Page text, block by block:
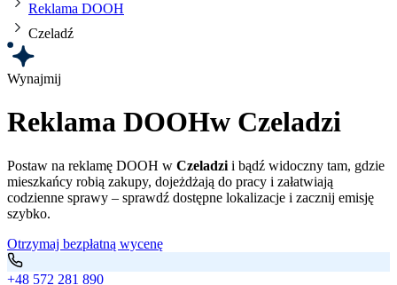
Reklama DOOH
Czeladź
Wynajmij
Reklama DOOHw Czeladzi
Postaw na reklamę DOOH w Czeladzi i bądź widoczny tam, gdzie
mieszkańcy robią zakupy, dojeżdżają do pracy i załatwiają
codzienne sprawy – sprawdź dostępne lokalizacje i zacznij emisję
szybko.
Otrzymaj bezpłatną wycenę
+48 572 281 890